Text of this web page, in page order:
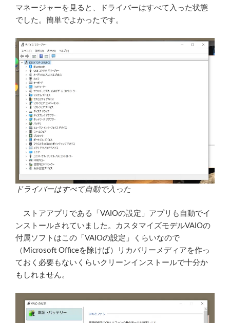
マネージャーを見ると、ドライバーはすべて入った状態
でした。簡単でよかったです。
ドライバーはすべて自動で入った
ストアアプリである「VAIOの設定」アプリも自動でイ
ンストールされていました。カスタマイズモデルVAIOの
付属ソフトはこの「VAIOの設定」くらいなので
（Microsoft Officeを除けば）リカバリーメディアを作っ
ておく必要もないくらいクリーンインストールで十分か
もしれません。